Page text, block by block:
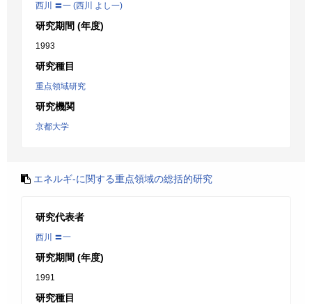
西川 〓一 (西川 よし一)
研究期間 (年度)
1993
研究種目
重点領域研究
研究機関
京都大学
エネルギ-に関する重点領域の総括的研究
研究代表者
西川 〓一
研究期間 (年度)
1991
研究種目